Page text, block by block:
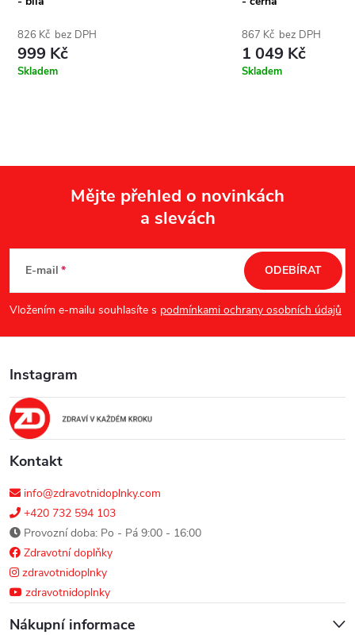
826 Kč bez DPH
999 Kč
Skladem
867 Kč bez DPH
1 049 Kč
Skladem
p
a
t
Mějte přehled o novinkách
a slevách
E-mail
Vložením e-mailu souhlasíte s podmínkami ochrany osobních údajů
ODEBÍRAT
Instagram
Kontakt
info@zdravotnidoplnky.com
+420 732 594 103
Provozní doba: Po - Pá 9:00 - 16:00
Zdravotní doplňky
zdravotnidoplnky
zdravotnidoplnky
Nákupní informace